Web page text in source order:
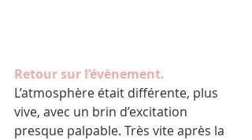
Retour sur l’évènement.
L’atmosphère était différente, plus
vive, avec un brin d’excitation
presque palpable. Très vite après la